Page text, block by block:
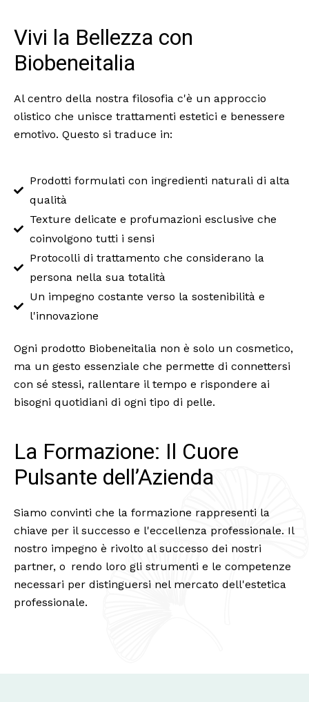
Vivi la Bellezza con
Biobeneitalia
Al centro della nostra filosofia c'è un approccio
olistico che unisce trattamenti estetici e benessere
emotivo. Questo si traduce in:
Prodotti formulati con ingredienti naturali di alta
qualità
Texture delicate e profumazioni esclusive che
coinvolgono tutti i sensi
Protocolli di trattamento che considerano la
persona nella sua totalità
Un impegno costante verso la sostenibilità e
l'innovazione
Ogni prodotto Biobeneitalia non è solo un cosmetico,
ma un gesto essenziale che permette di connettersi
con sé stessi, rallentare il tempo e rispondere ai
bisogni quotidiani di ogni tipo di pelle.
La Formazione: Il Cuore
Pulsante dell’Azienda
Siamo convinti che la formazione rappresenti la
chiave per il successo e l'eccellenza professionale. Il
nostro impegno è rivolto al successo dei nostri
partner, o rendo loro gli strumenti e le competenze
necessari per distinguersi nel mercato dell'estetica
professionale.